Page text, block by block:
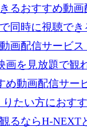
るおすすめ動
同時に視聴でき
画配信サービ
画を見放題で観
め動画配信サー
たい方におす
るならH-NEXT